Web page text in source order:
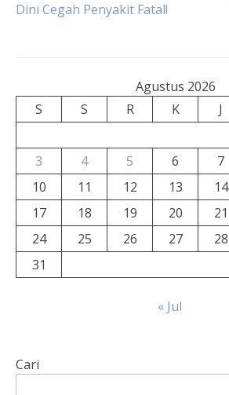
pos
Dini Cegah Penyakit Fatal!
Agustus 2026
S
S R K J
3
4 5 6 7
10
11 12 13 14
17
18 19 20 21
24
25 26 27 28
31
« Jul
Cari